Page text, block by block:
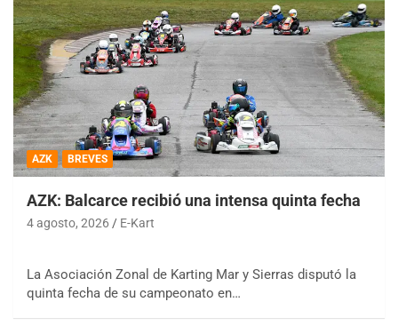
AZK BREVES
AZK: Balcarce recibió una intensa quinta fecha
4 agosto, 2026 E-Kart
La Asociación Zonal de Karting Mar y Sierras disputó la
quinta fecha de su campeonato en…